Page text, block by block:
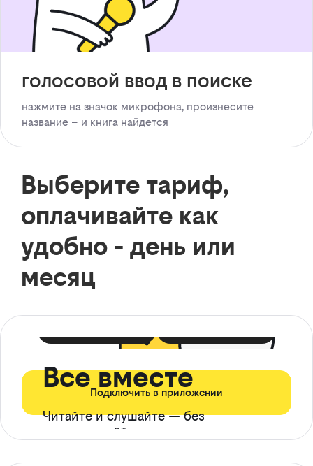
голосовой ввод в поиске
нажмите на значок микрофона, произнесите
название – и книга найдется
Выберите тариф,
оплачивайте как
удобно - день или
месяц
Все вместе
Читайте и слушайте — без
ограничений*
Подключить в приложении